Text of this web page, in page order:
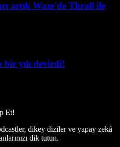
artık Waze'de Thrall ile
yılı devirdi!
Et!
dikey diziler ve yapay zekâ
dik tutun.